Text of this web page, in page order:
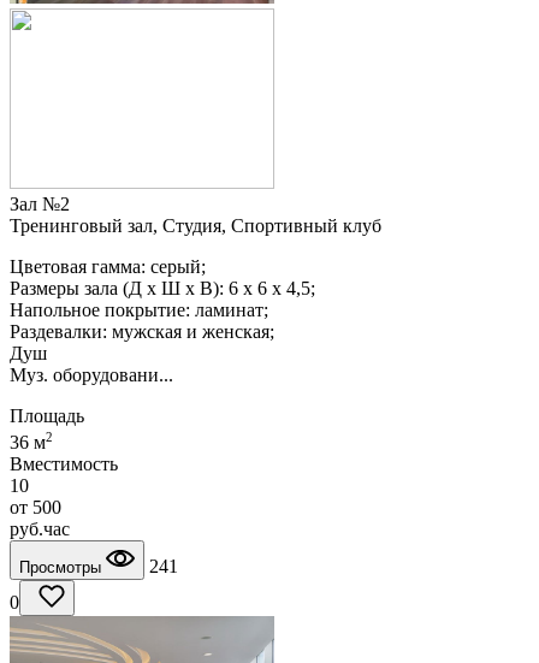
Зал №2
Тренинговый зал, Студия, Спортивный клуб
Цветовая гамма: серый;
Размеры зала (Д х Ш х В): 6 х 6 х 4,5;
Напольное покрытие: ламинат;
Раздевалки: мужская и женская;
Душ
Муз. оборудовани...
Площадь
36 м2
Вместимость
10
от 500
руб.час
Просмотры
241
0